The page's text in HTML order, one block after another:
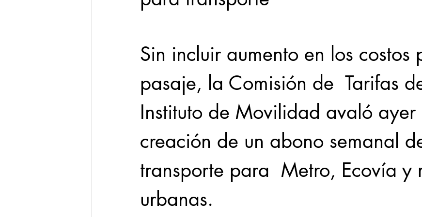
1 enero 31abr
Sin incluir aumento en los costos
pasaje, la Comisión de  Tarifas
Instituto de Movilidad avaló ayer
creación de un abono semanal
transporte para  Metro, Ecovía y
urbanas.